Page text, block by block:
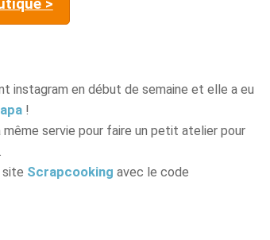
>
instagram en début de semaine et elle a eu
!
servie pour faire un petit atelier pour
site Scrapcooking avec le code